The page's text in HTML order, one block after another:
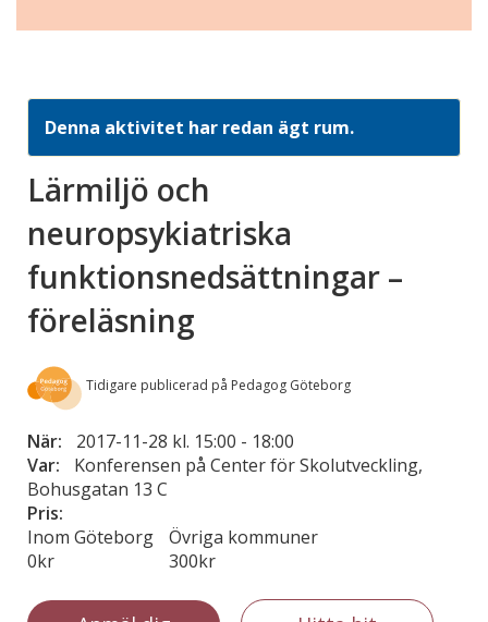
Denna aktivitet har redan ägt rum.
Lärmiljö och
neuropsykiatriska
funktionsnedsättningar –
föreläsning
Tidigare publicerad på Pedagog Göteborg
När: 2017-11-28 kl. 15:00 - 18:00
Var:
Konferensen på Center för Skolutveckling,
Bohusgatan 13 C
Pris:
Inom Göteborg
0kr
Övriga kommuner
300kr